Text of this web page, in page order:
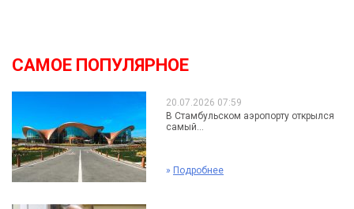
САМОЕ ПОПУЛЯРНОЕ
20.07.2026 07:59
В Стамбульском аэропорту открылся
самый...
» Подробнее